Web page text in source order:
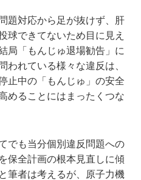
題対応から足が抜けず、肝
球できてないため目に見え
局「もんじゅ退場勧告」に
われている様々な違反は、
止中の「もんじゅ」の安全
めることにはまったくつな
でも当分個別違反問題への
保全計画の根本見直しに傾
筆者は考えるが、原子力機